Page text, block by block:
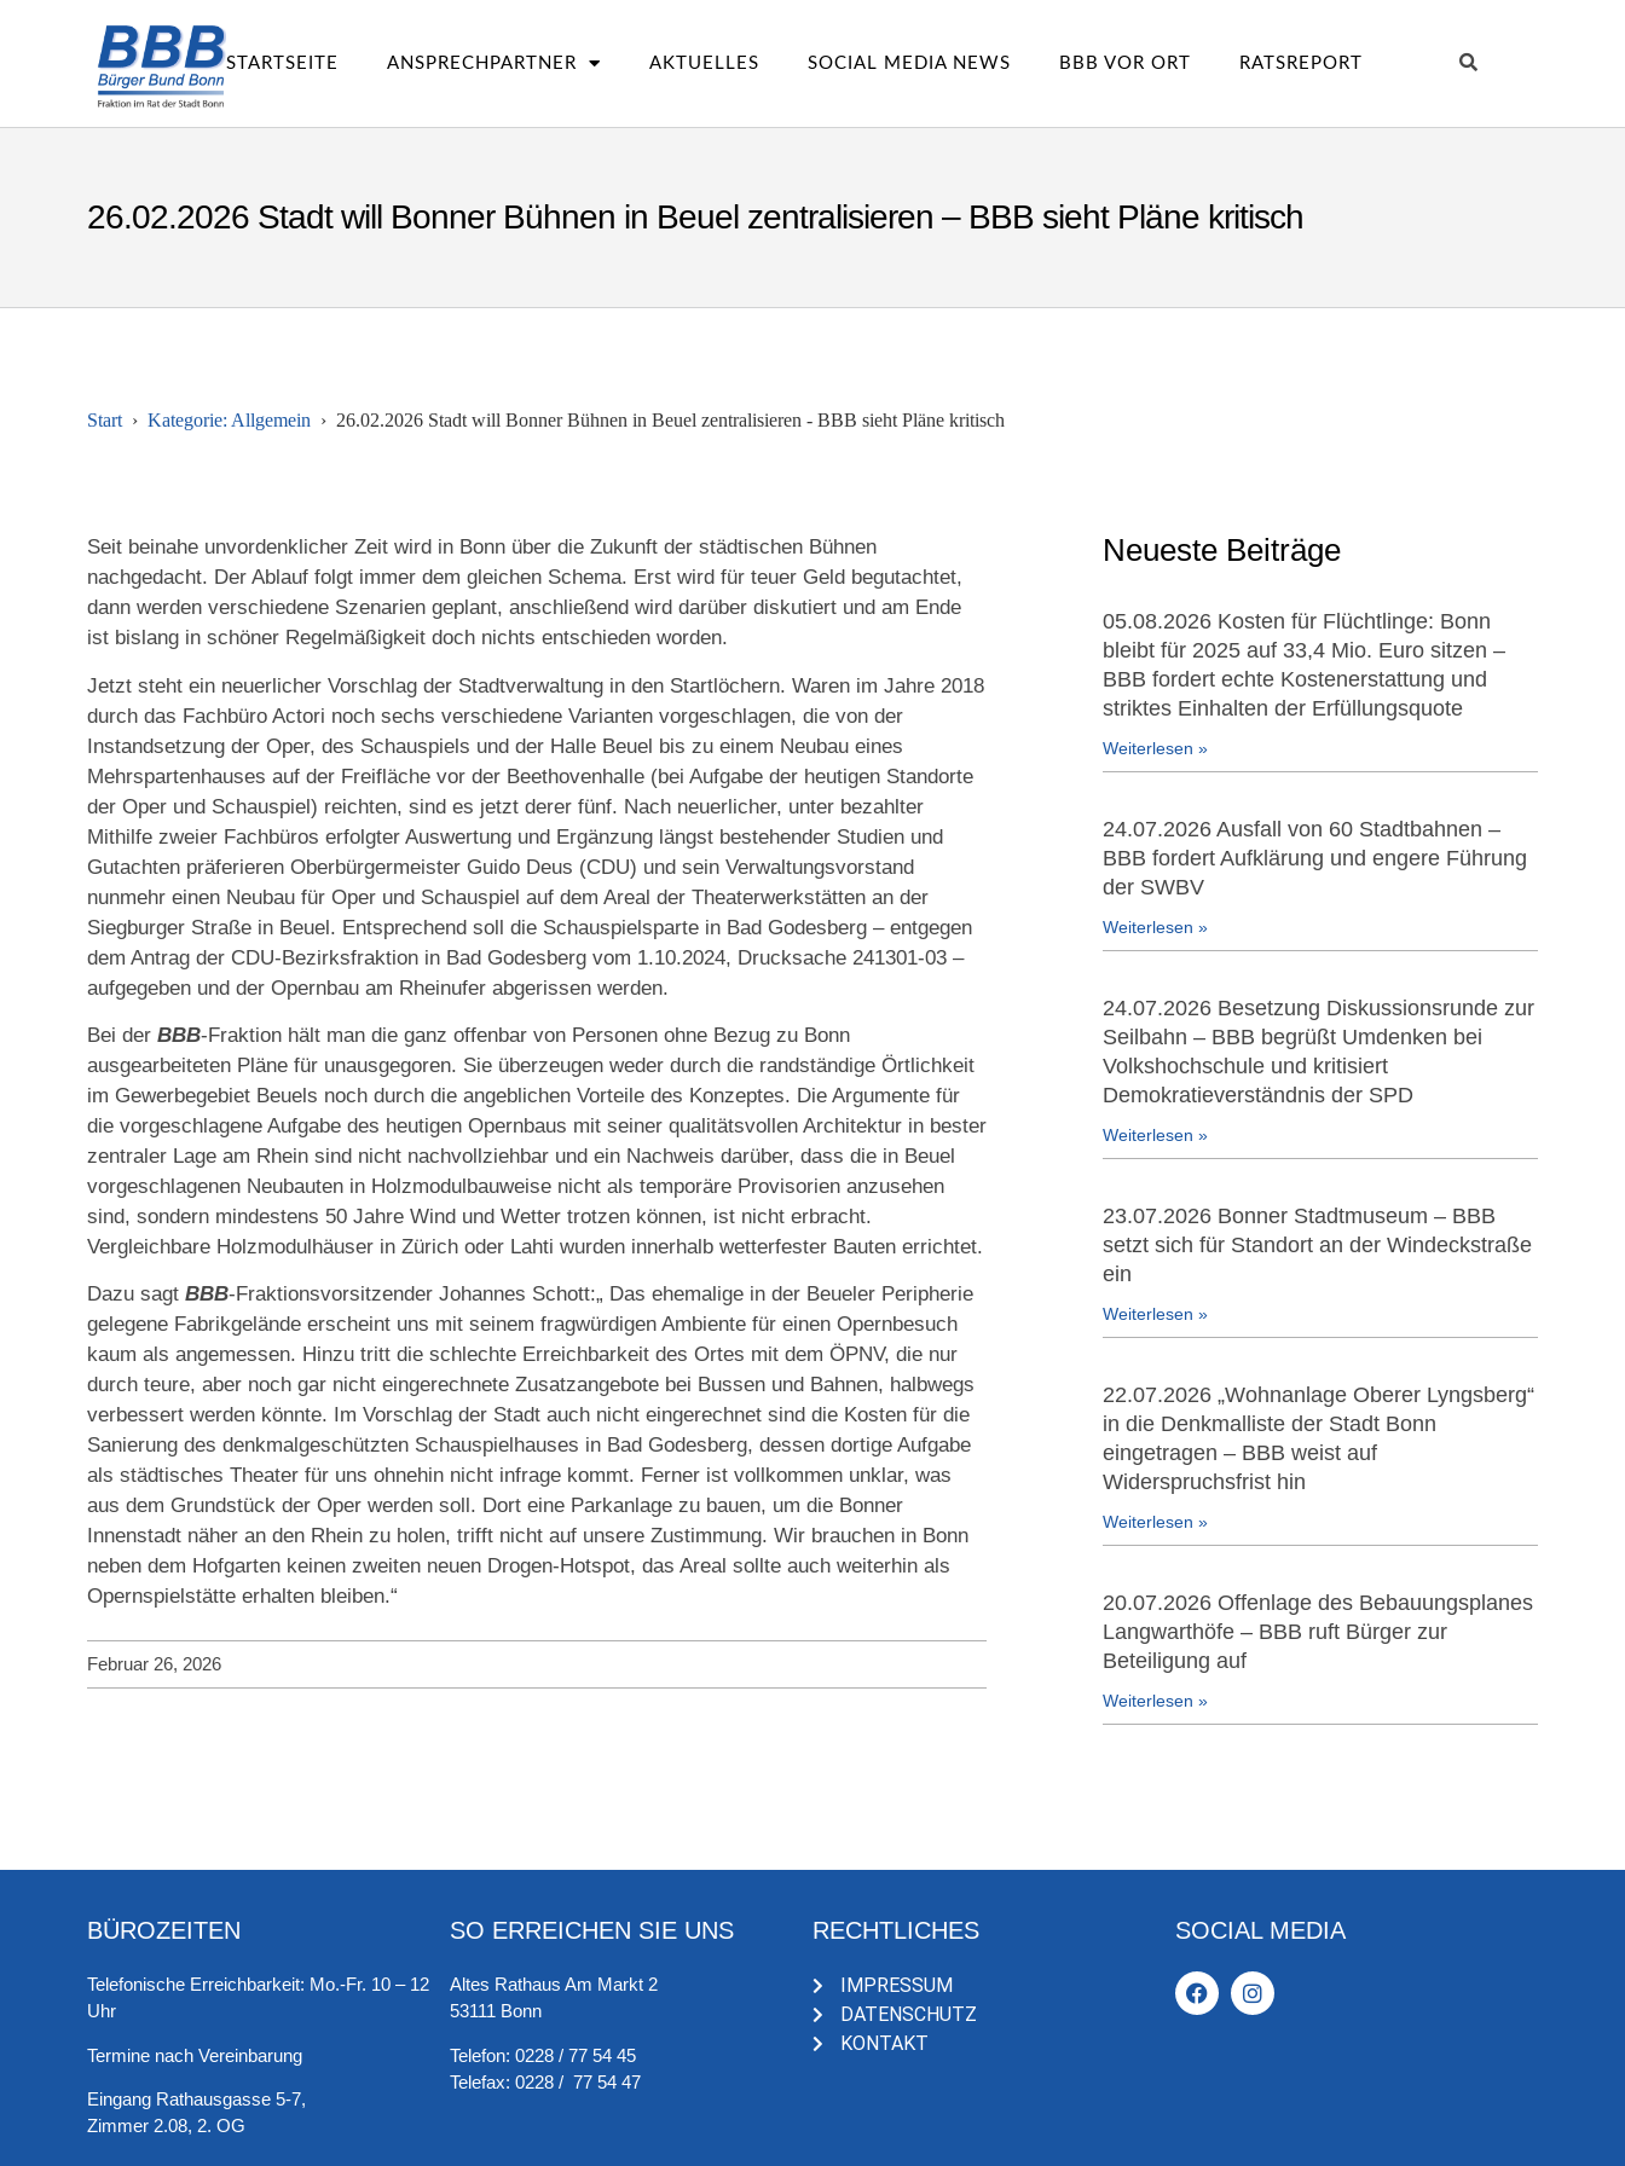
STARTSEITE ANSPRECHPARTNER AKTUELLES SOCIAL MEDIA NEWS BBB VOR ORT RATSREPORT
26.02.2026 Stadt will Bonner Bühnen in Beuel zentralisieren – BBB sieht Pläne kritisch
Start Kategorie: Allgemein 26.02.2026 Stadt will Bonner Bühnen in Beuel zentralisieren - BBB sieht Pläne kritisch
Seit beinahe unvordenklicher Zeit wird in Bonn über die Zukunft der städtischen Bühnen
nachgedacht. Der Ablauf folgt immer dem gleichen Schema. Erst wird für teuer Geld begutachtet,
dann werden verschiedene Szenarien geplant, anschließend wird darüber diskutiert und am Ende
ist bislang in schöner Regelmäßigkeit doch nichts entschieden worden.
Jetzt steht ein neuerlicher Vorschlag der Stadtverwaltung in den Startlöchern. Waren im Jahre 2018
durch das Fachbüro Actori noch sechs verschiedene Varianten vorgeschlagen, die von der
Instandsetzung der Oper, des Schauspiels und der Halle Beuel bis zu einem Neubau eines
Mehrspartenhauses auf der Freifläche vor der Beethovenhalle (bei Aufgabe der heutigen Standorte
der Oper und Schauspiel) reichten, sind es jetzt derer fünf. Nach neuerlicher, unter bezahlter
Mithilfe zweier Fachbüros erfolgter Auswertung und Ergänzung längst bestehender Studien und
Gutachten präferieren Oberbürgermeister Guido Deus (CDU) und sein Verwaltungsvorstand
nunmehr einen Neubau für Oper und Schauspiel auf dem Areal der Theaterwerkstätten an der
Siegburger Straße in Beuel. Entsprechend soll die Schauspielsparte in Bad Godesberg – entgegen
dem Antrag der CDU-Bezirksfraktion in Bad Godesberg vom 1.10.2024, Drucksache 241301-03 –
aufgegeben und der Opernbau am Rheinufer abgerissen werden.
Bei der BBB-Fraktion hält man die ganz offenbar von Personen ohne Bezug zu Bonn
ausgearbeiteten Pläne für unausgegoren. Sie überzeugen weder durch die randständige Örtlichkeit
im Gewerbegebiet Beuels noch durch die angeblichen Vorteile des Konzeptes. Die Argumente für
die vorgeschlagene Aufgabe des heutigen Opernbaus mit seiner qualitätsvollen Architektur in bester
zentraler Lage am Rhein sind nicht nachvollziehbar und ein Nachweis darüber, dass die in Beuel
vorgeschlagenen Neubauten in Holzmodulbauweise nicht als temporäre Provisorien anzusehen
sind, sondern mindestens 50 Jahre Wind und Wetter trotzen können, ist nicht erbracht.
Vergleichbare Holzmodulhäuser in Zürich oder Lahti wurden innerhalb wetterfester Bauten errichtet.
Dazu sagt BBB-Fraktionsvorsitzender Johannes Schott:„ Das ehemalige in der Beueler Peripherie
gelegene Fabrikgelände erscheint uns mit seinem fragwürdigen Ambiente für einen Opernbesuch
kaum als angemessen. Hinzu tritt die schlechte Erreichbarkeit des Ortes mit dem ÖPNV, die nur
durch teure, aber noch gar nicht eingerechnete Zusatzangebote bei Bussen und Bahnen, halbwegs
verbessert werden könnte. Im Vorschlag der Stadt auch nicht eingerechnet sind die Kosten für die
Sanierung des denkmalgeschützten Schauspielhauses in Bad Godesberg, dessen dortige Aufgabe
als städtisches Theater für uns ohnehin nicht infrage kommt. Ferner ist vollkommen unklar, was
aus dem Grundstück der Oper werden soll. Dort eine Parkanlage zu bauen, um die Bonner
Innenstadt näher an den Rhein zu holen, trifft nicht auf unsere Zustimmung. Wir brauchen in Bonn
neben dem Hofgarten keinen zweiten neuen Drogen-Hotspot, das Areal sollte auch weiterhin als
Opernspielstätte erhalten bleiben.“
Februar 26, 2026
Neueste Beiträge
05.08.2026 Kosten für Flüchtlinge: Bonn
bleibt für 2025 auf 33,4 Mio. Euro sitzen –
BBB fordert echte Kostenerstattung und
striktes Einhalten der Erfüllungsquote
Weiterlesen »
24.07.2026 Ausfall von 60 Stadtbahnen –
BBB fordert Aufklärung und engere Führung
der SWBV
Weiterlesen »
24.07.2026 Besetzung Diskussionsrunde zur
Seilbahn – BBB begrüßt Umdenken bei
Volkshochschule und kritisiert
Demokratieverständnis der SPD
Weiterlesen »
23.07.2026 Bonner Stadtmuseum – BBB
setzt sich für Standort an der Windeckstraße
ein
Weiterlesen »
22.07.2026 „Wohnanlage Oberer Lyngsberg“
in die Denkmalliste der Stadt Bonn
eingetragen – BBB weist auf
Widerspruchsfrist hin
Weiterlesen »
20.07.2026 Offenlage des Bebauungsplanes
Langwarthöfe – BBB ruft Bürger zur
Beteiligung auf
Weiterlesen »
BÜROZEITEN
Telefonische Erreichbarkeit: Mo.-Fr. 10 – 12
Uhr
Termine nach Vereinbarung
Eingang Rathausgasse 5-7,
Zimmer 2.08, 2. OG
SO ERREICHEN SIE UNS
Altes Rathaus Am Markt 2
53111 Bonn
Telefon: 0228 / 77 54 45
Telefax: 0228 / 77 54 47
RECHTLICHES
IMPRESSUM
DATENSCHUTZ
KONTAKT
SOCIAL MEDIA